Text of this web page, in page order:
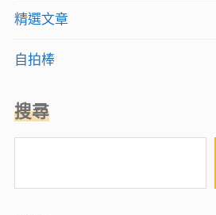
精選文章
自拍棒
搜尋